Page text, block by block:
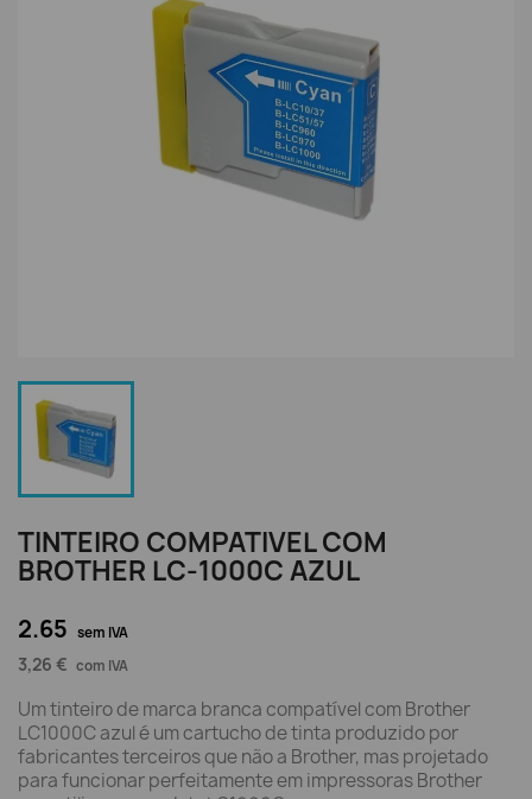
TINTEIRO COMPATIVEL COM
BROTHER LC-1000C AZUL
2.65 sem IVA
3,26 € com IVA
Um tinteiro de marca branca compatível com Brother
LC1000C azul é um cartucho de tinta produzido por
fabricantes terceiros que não a Brother, mas projetado
para funcionar perfeitamente em impressoras Brother